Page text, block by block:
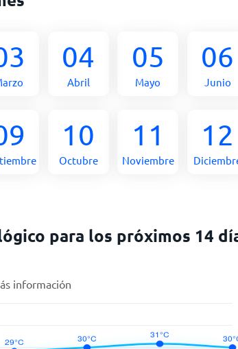
04
Abril
05
Mayo
06
Junio
10
Octubre
11
Noviembre
12
para los próximos 14
información